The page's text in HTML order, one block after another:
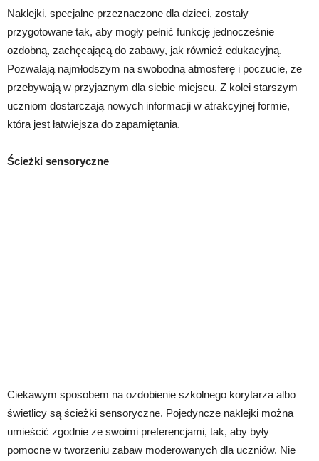
Naklejki, specjalne przeznaczone dla dzieci, zostały
przygotowane tak, aby mogły pełnić funkcję jednocześnie
ozdobną, zachęcającą do zabawy, jak również edukacyjną.
Pozwalają najmłodszym na swobodną atmosferę i poczucie, że
przebywają w przyjaznym dla siebie miejscu. Z kolei starszym
uczniom dostarczają nowych informacji w atrakcyjnej formie,
która jest łatwiejsza do zapamiętania.
Ścieżki sensoryczne
Ciekawym sposobem na ozdobienie szkolnego korytarza albo
świetlicy są ścieżki sensoryczne. Pojedyncze naklejki można
umieścić zgodnie ze swoimi preferencjami, tak, aby były
pomocne w tworzeniu zabaw moderowanych dla uczniów. Nie